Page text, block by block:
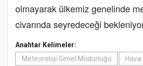
olmayarak ülkemiz genelinde
civarında seyredeceği
Anahtar Kelimeler:
Meteoroloji Genel Müdürlüğü